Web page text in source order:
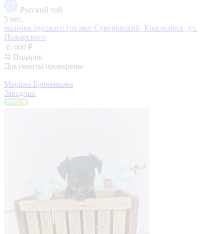
Русский той
5 мес.
мальчик русского тоя мкр Суворовский, Красноярск, ул.
Пожарского
35 000 ₽
Подарок
Документы проверены
Марина Броненкова
Заводчик